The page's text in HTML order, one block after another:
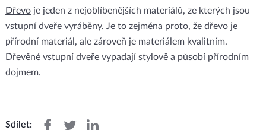
Dřevoje jeden z nejoblíbenějších materiálů, ze kterých jsou
vstupní dveře vyráběny. Je to zejména proto, že dřevo je
přírodní materiál, ale zároveň je materiálem kvalitním.
Dřevěné vstupní dveře vypadají stylově a působí přírodním
dojmem.
Sdílet: